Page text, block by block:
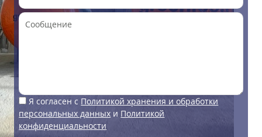
Я согласен с Политикой хранения и обработки
персональных данных и Политикой
конфиденциальности